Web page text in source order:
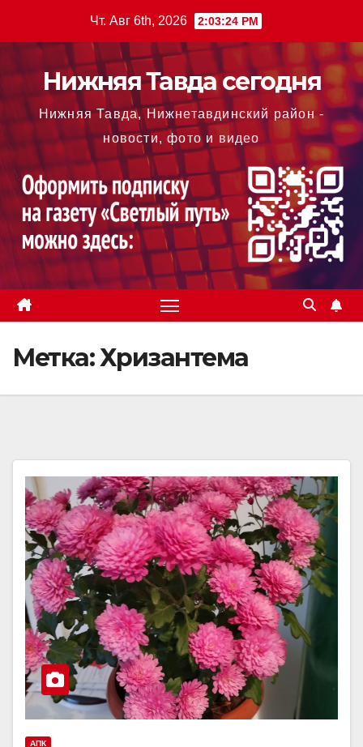
содержимому
Чт. Авг 6th, 2026 2:03:25 PM
Нижняя Тавда сегодня
Нижняя Тавда, Нижнетавдинский район -
новости, фото и видео
Метка:Хризантема
АПК